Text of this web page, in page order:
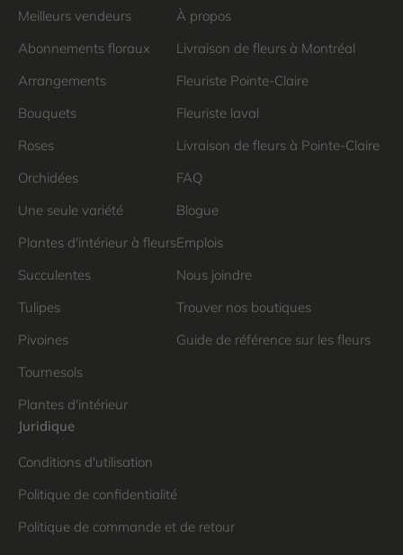
Meilleurs vendeurs
Abonnements floraux
Arrangements
Bouquets
Roses
Orchidées
Une seule variété
Plantes d'intérieur à fleurs
Succulentes
Tulipes
Pivoines
Tournesols
Plantes d'intérieur
À propos
Livraison de fleurs à Montréal
Fleuriste Pointe-Claire
Fleuriste laval
Livraison de fleurs à Pointe-Claire
FAQ
Blogue
Emplois
Nous joindre
Trouver nos boutiques
Guide de référence sur les fleurs
Juridique
Conditions d'utilisation
Politique de confidentialité
Politique de commande et de retour